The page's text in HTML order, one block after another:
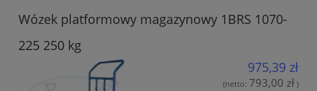
Wózek platformowy magazynowy 1BRS 1070-
225 250 kg
975,39 zł
(netto: 793,00 zł )